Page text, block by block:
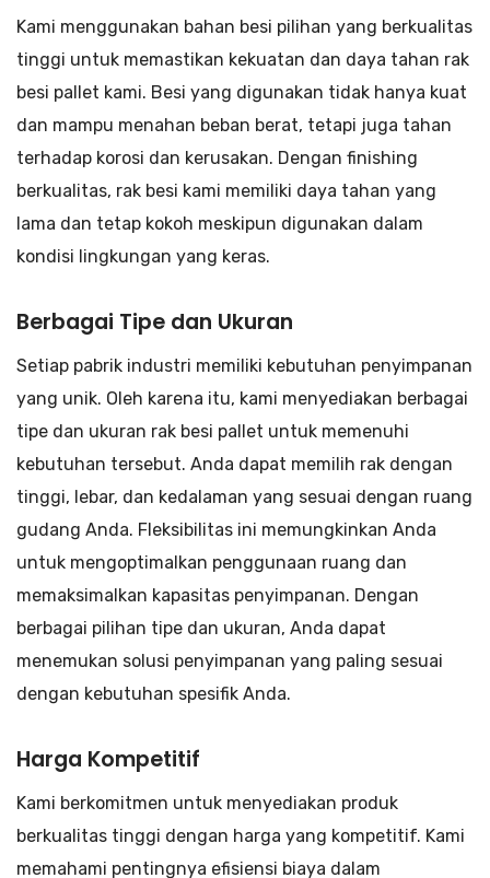
Kami menggunakan bahan besi pilihan yang berkualitas
tinggi untuk memastikan kekuatan dan daya tahan rak
besi pallet kami. Besi yang digunakan tidak hanya kuat
dan mampu menahan beban berat, tetapi juga tahan
terhadap korosi dan kerusakan. Dengan finishing
berkualitas, rak besi kami memiliki daya tahan yang
lama dan tetap kokoh meskipun digunakan dalam
kondisi lingkungan yang keras.
Berbagai Tipe dan Ukuran
Setiap pabrik industri memiliki kebutuhan penyimpanan
yang unik. Oleh karena itu, kami menyediakan berbagai
tipe dan ukuran rak besi pallet untuk memenuhi
kebutuhan tersebut. Anda dapat memilih rak dengan
tinggi, lebar, dan kedalaman yang sesuai dengan ruang
gudang Anda. Fleksibilitas ini memungkinkan Anda
untuk mengoptimalkan penggunaan ruang dan
memaksimalkan kapasitas penyimpanan. Dengan
berbagai pilihan tipe dan ukuran, Anda dapat
menemukan solusi penyimpanan yang paling sesuai
dengan kebutuhan spesifik Anda.
Harga Kompetitif
Kami berkomitmen untuk menyediakan produk
berkualitas tinggi dengan harga yang kompetitif. Kami
memahami pentingnya efisiensi biaya dalam